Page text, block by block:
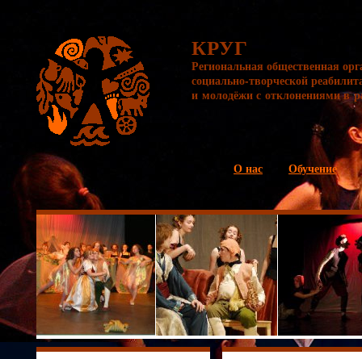
КРУГ
Региональная общественная
социально-творческой
и молодёжи с отклонениями в
О нас Обучение